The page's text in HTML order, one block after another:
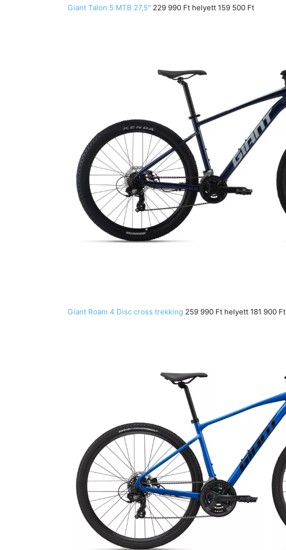
Giant Talon 5 MTB 27,5″ 229 990 Ft helyett 159 500 Ft
Giant Roam 4 Disc cross trekking 259 990 Ft helyett 181 900 Ft